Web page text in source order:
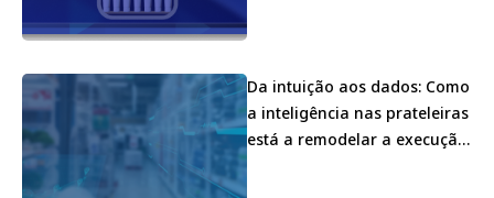
Da intuição aos dados: Como
a inteligência nas prateleiras
está a remodelar a execução